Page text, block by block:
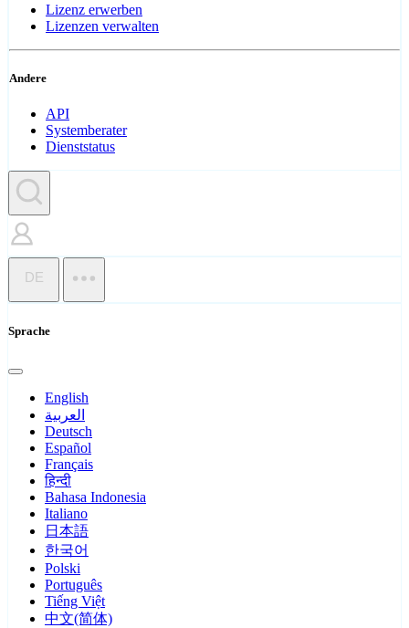
Lizenz erwerben
Lizenzen verwalten
Andere
API
Systemberater
Dienststatus
DE
Sprache
English
العربية
Deutsch
Español
Français
हिन्दी
Bahasa Indonesia
Italiano
日本語
한국어
Polski
Português
Tiếng Việt
中文(简体)